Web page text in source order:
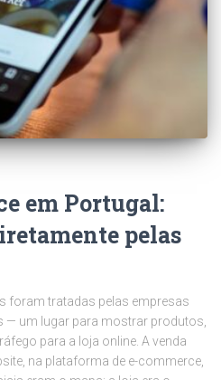
em Portugal:
pelas
foram tratadas pelas empresas
— um lugar para mostrar produtos,
para a loja online. A venda
na plataforma de e-commerce,